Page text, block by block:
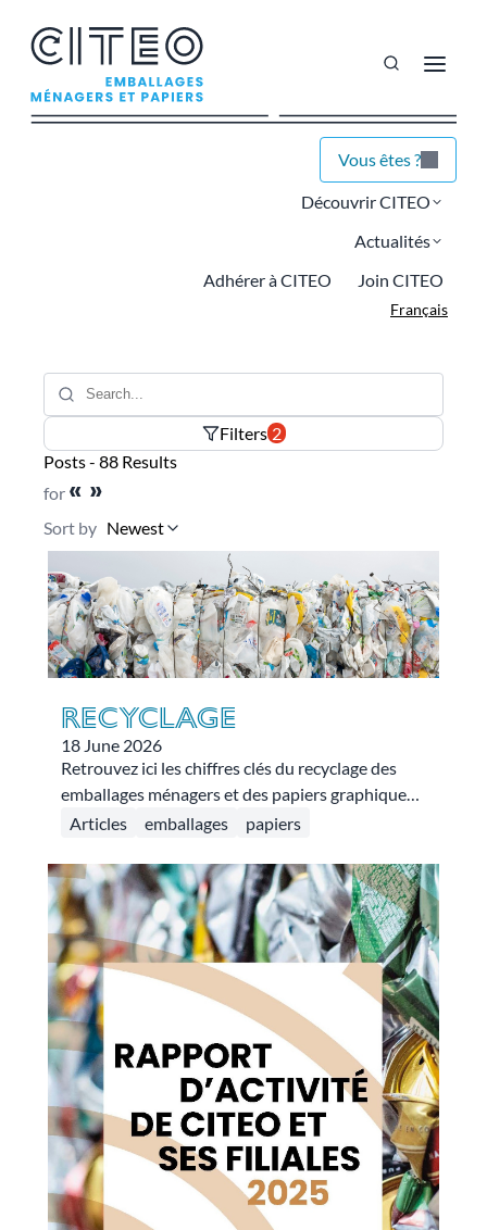
Vous êtes ?
Découvrir CITEO
Actualités
Adhérer à CITEO
Join CITEO
Français
Filters 2
Posts - 88 Results
for « »
Sort by Newest
Recyclage
18 June 2026
Retrouvez ici les chiffres clés du recyclage des
emballages ménagers et des papiers graphiques
pour l’année 2025.
Articles emballages papiers